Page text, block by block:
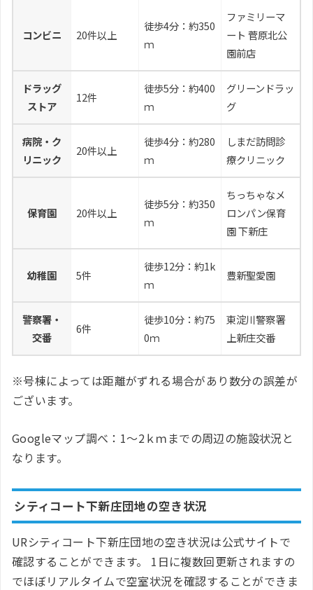
コンビニ 20件以上
徒歩4分：約350
ｍ
ファミリーマ
ート 菅原北公
園前店
ドラッグ
ストア
12件
徒歩5分：約400
ｍ
グリーンドラッ
グ
病院・ク
リニック
20件以上
徒歩4分：約280
ｍ
しまだ訪問診
療クリニック
保育園 20件以上
徒歩5分：約350
ｍ
ちっちゃなメ
ロンパン保育
園 下新庄
幼稚園 5件
徒歩12分：約1k
ｍ
豊新聖愛園
警察署・
交番
6件
徒歩10分：約75
0ｍ
東淀川警察署
上新庄交番
※号棟によっては距離がずれる場合があり数分の誤差が
ございます。
Googleマップ調べ：1～2ｋｍまでの周辺の施設状況と
なります。
シティコート下新庄団地の空き状況
URシティコート下新庄団地の空き状況は公式サイトで
確認することができます。 1日に複数回更新されますの
でほぼリアルタイムで空室状況を確認することができま